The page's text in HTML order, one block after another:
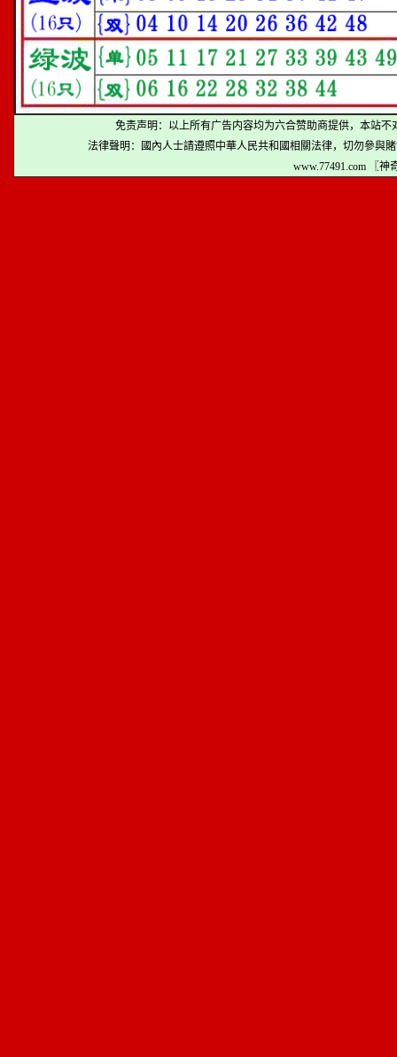
免责声明：以上所有广告内容均为六合赞助商提供，本站
法律聲明：國內人士請遵照中華人民共和國相關法律，切勿參與
www.77491.com 〖神